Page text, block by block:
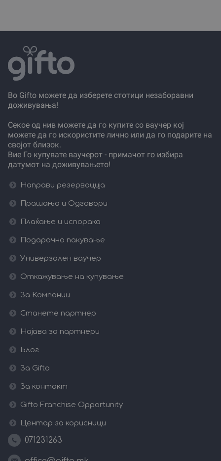
Во Gifto можете да изберете стотици незаборавни
доживувања!
Секое од нив можете да го купите со ваучер кој
можете да го искористите лично или да го подарите на
својот близок.
Вие Го купувате ваучерот - примачот го избира
датумот на доживувањето!
Направи резервација
Прашања и Одговори
Плаќање и испорака
Подарочно пакување
Универзален ваучер
Откажување на купување
За Компании
Станете партнер
Најава за партнери
Блог
За Gifto
За контакт
Gifto Franchise Opportunity
Центар за корисници
071231263